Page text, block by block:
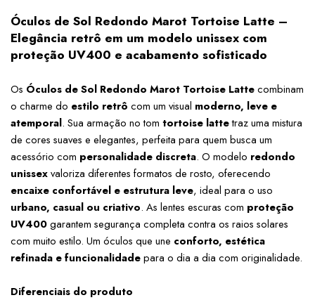
Óculos de Sol Redondo Marot Tortoise Latte –
Elegância retrô em um modelo unissex com
proteção UV400 e acabamento sofisticado
Os Óculos de Sol Redondo Marot Tortoise Latte combinam
o charme do estilo retrô com um visual moderno, leve e
atemporal. Sua armação no tom tortoise latte traz uma mistura
de cores suaves e elegantes, perfeita para quem busca um
acessório com personalidade discreta. O modelo redondo
unissex
encaixe confortável e estrutura leve
urbano, casual ou criativo. As lentes escuras com proteção
UV400 garantem segurança completa contra os raios solares
com muito estilo. Um óculos que une conforto, estética
refinada e funcionalidade para o dia a dia com originalidade.
Diferenciais do produto